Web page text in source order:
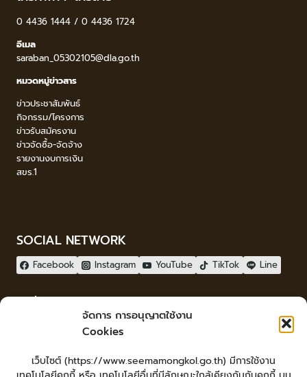
จัดการ การอนุญาตใช้งาน
Cookies
เว็บไซต์ (https://www.seemamongkol.go.th) มีการใช้งาน
0 4436 1444 / 0 4436 1724
อีเมล
saraban_05302105@dla.go.th
หมวดหมู่ข่าวสาร
ข่าวประชาสัมพันธ์
กิจกรรม/โครงการ
ข่าวรับสมัครงาน
ข่าวจัดซื้อ-จัดจ้าง
รายงานงบการเงิน
สขร.1
SOCIAL NETWORK
Facebook Instagram YouTube TikTok Line
252
LopburiWebdesign.com